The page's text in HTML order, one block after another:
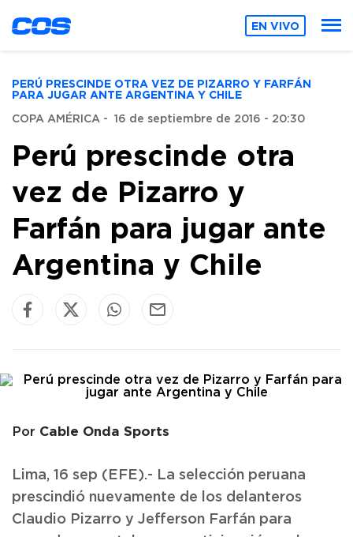
EN VIVO
PERÚ PRESCINDE OTRA VEZ DE PIZARRO Y FARFÁN
PARA JUGAR ANTE ARGENTINA Y CHILE
COPA AMÉRICA - 16 de septiembre de 2016 - 20:30
Perú prescinde otra
vez de Pizarro y
Farfán para jugar ante
Argentina y Chile
Por Cable Onda Sports
Lima, 16 sep (EFE).- La selección peruana
prescindió nuevamente de los delanteros
Claudio Pizarro y Jefferson Farfán para